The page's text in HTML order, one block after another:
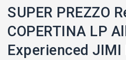
SUPER PREZZO
COPERTINA LP
Experienced JIMI